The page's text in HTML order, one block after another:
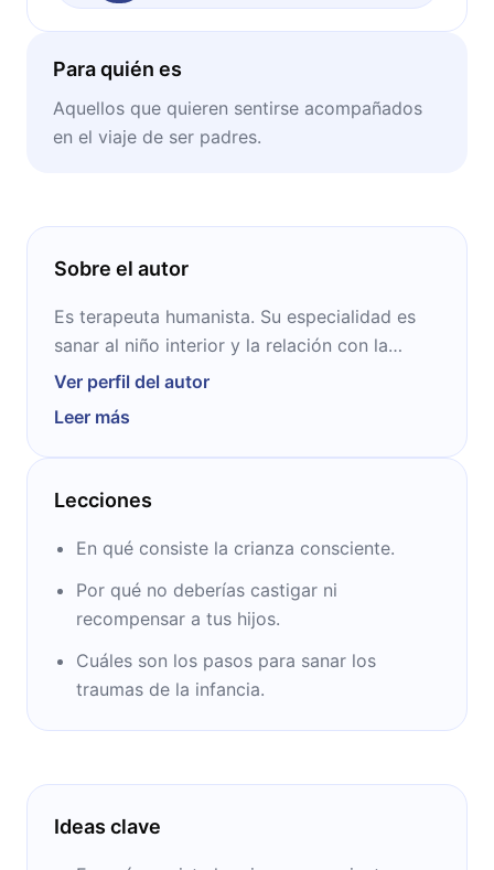
Para quién es
Aquellos que quieren sentirse acompañados
en el viaje de ser padres.
Sobre el autor
Es terapeuta humanista. Su especialidad es
sanar al niño interior y la relación con la
madre, y está consolidada como la mayor
consciente, educación emocional y
crecimiento personal. Vive con su compañero
de vida y sus tres hijos cerca de Barcelona.
Ver perfil del autor
Leer más
Lecciones
En qué consiste la crianza consciente.
Por qué no deberías castigar ni
recompensar a tus hijos.
Cuáles son los pasos para sanar los
traumas de la infancia.
Ideas clave